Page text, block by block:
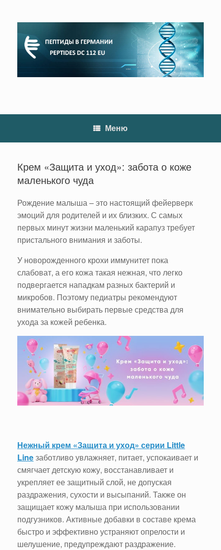
содержанию
Меню
Крем «Защита и уход»: забота о коже
маленького чуда
Рождение малыша – это настоящий фейерверк
эмоций для родителей и их близких. С самых
первых минут жизни маленький карапуз требует
пристального внимания и заботы.
У новорожденного крохи иммунитет пока
слабоват, а его кожа такая нежная, что легко
подвергается нападкам разных бактерий и
микробов. Поэтому педиатры рекомендуют
внимательно выбирать первые средства для
ухода за кожей ребенка.
Нежный крем «Защита и уход» серии Little
Lineзаботливо увлажняет, питает, успокаивает и
смягчает детскую кожу, восстанавливает и
укрепляет ее защитный слой, не допуская
раздражения, сухости и высыпаний. Также он
защищает кожу малыша при использовании
подгузников. Активные добавки в составе крема
быстро и эффективно устраняют опрелости и
шелушение, предупреждают раздражение.